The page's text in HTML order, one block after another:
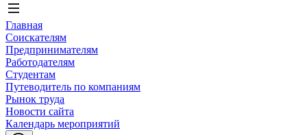
Главная
Соискателям
Предпринимателям
Работодателям
Студентам
Путеводитель по компаниям
Рынок труда
Новости сайта
Календарь мероприятий